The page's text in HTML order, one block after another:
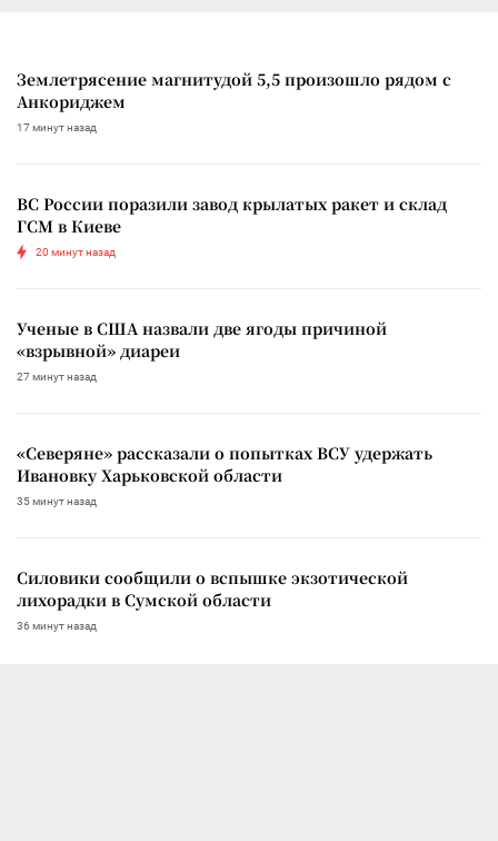
Землетрясение магнитудой 5,5 произошло рядом с
Анкориджем
17 минут назад
ВС России поразили завод крылатых ракет и склад
ГСМ в Киеве
20 минут назад
Ученые в США назвали две ягоды причиной
«взрывной» диареи
27 минут назад
«Северяне» рассказали о попытках ВСУ удержать
Ивановку Харьковской области
35 минут назад
Силовики сообщили о вспышке экзотической
лихорадки в Сумской области
36 минут назад